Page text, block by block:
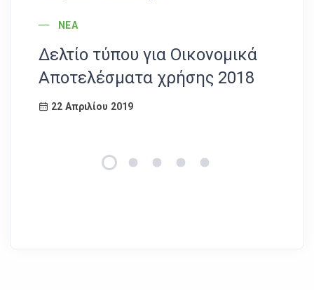
POST CATEGORY
ΝΈΑ
Δελτίο τύπου για Οικονομικά
Αποτελέσματα χρήσης 2018
22 Απριλίου 2019